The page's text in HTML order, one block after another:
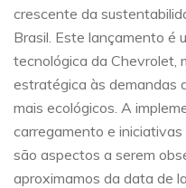
crescente da
Brasil. Este lançamento é
tecnológica da Chevrolet,
estratégica às demandas
mais ecológicos. A
carregamento e
são aspectos a serem
aproximamos da data de